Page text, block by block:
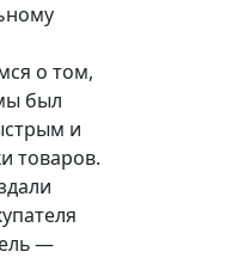
о том,
был
и
товаров.
—